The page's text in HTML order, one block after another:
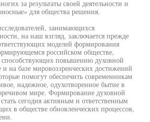
за результаты своей деятельности и
для общества решения.
занимающихся
на наш взгляд, заключается прежде
моделей формирования
российском обществе,
способствующих повышению духовной
и на базе мировоззренческих достижений
помогут обеспечить современникам
надежное, одухотворенное бытие в
мире. Формирование духовной
сегодня активным и ответственным
в обществе обновленческих процессов,